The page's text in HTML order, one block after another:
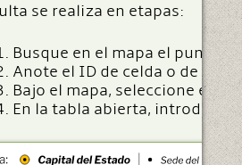
se realiza en etapas:
Busque en el mapa el punto
Anote el ID de celda o de las
Bajo el mapa, seleccione el
En la tabla abierta,